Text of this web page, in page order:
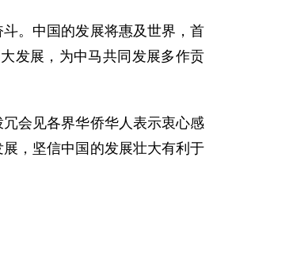
。中国的发展将惠及世界，首
发展，为中马共同发展多作贡
会见各界华侨华人表示衷心感
，坚信中国的发展壮大有利于